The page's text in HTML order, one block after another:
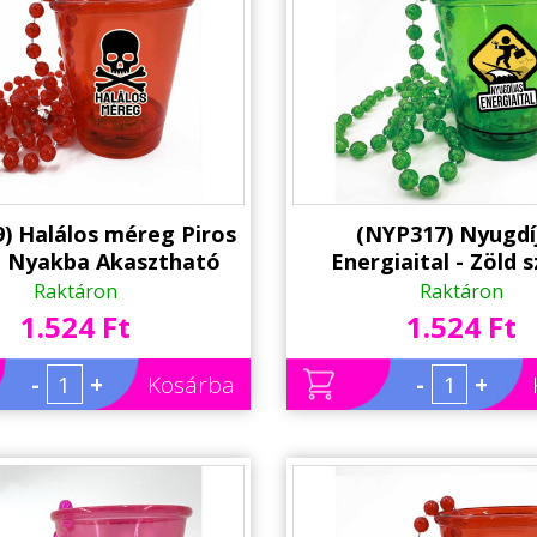
Halálos méreg Piros
Nyakba Akasztható
LED világítással -
- Party Kellék
Raktáron
1.524 Ft
- + Kosárba
(NYP317)
Energiaital - Zöld
Nyakba
Felespohár, LED
Vicces Nyugdíjas
Party Pohár - Party
Raktáron
1.524 Ft
- +